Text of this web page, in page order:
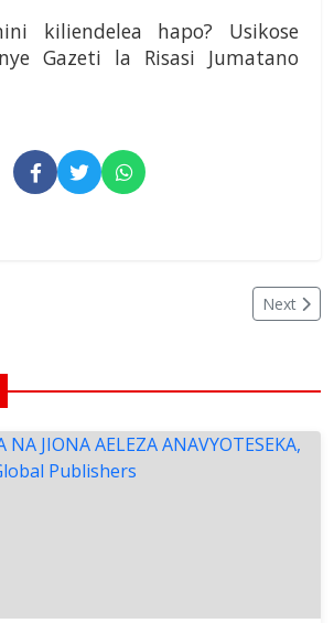
kiliendelea hapo? Usikose
Gazeti la Risasi Jumatano
Next